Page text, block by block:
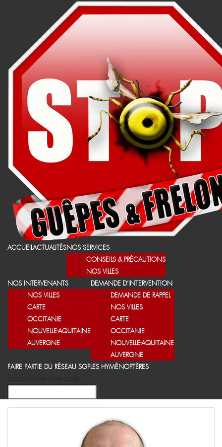
ACCUEILACTUALITÉSNOS SERVICES
CONSEILS & PRÉCAUTIONS
NOS VILLES
NOS INTERVENANTS
NOS VILLES
CARTE
OCCITANIE
NOUVELLE-AQUITAINE
AUVERGNE
DEMANDE D’INTERVENTION
DEMANDE DE RAPPEL
NOS VILLES
CARTE
OCCITANIE
NOUVELLE-AQUITAINE
AUVERGNE
FAIRE PARTIE DU RÉSEAU SGFLES HYMÉNOPTÈRES